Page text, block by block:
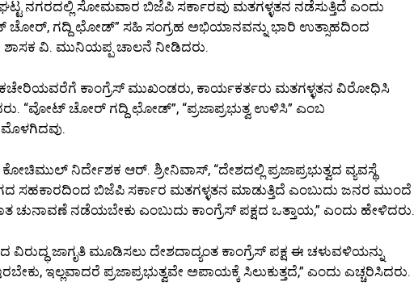
ನಗರದಲ್ಲಿ ಸೋಮವಾರ ಬಿಜೆಪಿ ಸರ್ಕಾರವು ಮತಗಳ್ಳತನ ನಡೆಸುತ್ತಿದೆ ಎಂದು
ಚೋರ್, ಗದ್ದಿ ಛೋಡ್” ಸಹಿ ಸಂಗ್ರಹ ಅಭಿಯಾನವನ್ನು ಭಾರಿ ಉತ್ಸಾಹದಿಂದ
ವಿ. ಮುನಿಯಪ್ಪ ಚಾಲನೆ ನೀಡಿದರು.
ಕಾಂಗ್ರೆಸ್ ಮುಖಂಡರು, ಕಾರ್ಯಕರ್ತರು ಮತಗಳ್ಳತನ ವಿರೋಧಿಸಿ
“ವೋಟ್ ಚೋರ್ ಗದ್ದಿ ಛೋಡ್”, “ಪ್ರಜಾಪ್ರಭುತ್ವ ಉಳಿಸಿ” ಎಂಬ
ನಿರ್ದೇಶಕ ಆರ್. ಶ್ರೀನಿವಾಸ್, “ದೇಶದಲ್ಲಿ ಪ್ರಜಾಪ್ರಭುತ್ವದ ವ್ಯವಸ್ಥೆ
ಬಿಜೆಪಿ ಸರ್ಕಾರ ಮತಗಳ್ಳತನ ಮಾಡುತ್ತಿದೆ ಎಂಬುದು ಜನರ ಮುಂದೆ
ಚುನಾವಣೆ ನಡೆಯಬೇಕು ಎಂಬುದು ಕಾಂಗ್ರೆಸ್ ಪಕ್ಷದ ಒತ್ತಾಯ,” ಎಂದು ಹೇಳಿದರು.
ಜಾಗೃತಿ ಮೂಡಿಸಲು ದೇಶದಾದ್ಯಂತ ಕಾಂಗ್ರೆಸ್ ಪಕ್ಷ ಈ ಚಳುವಳಿಯನ್ನು
ಇಲ್ಲವಾದರೆ ಪ್ರಜಾಪ್ರಭುತ್ವವೇ ಅಪಾಯಕ್ಕೆ ಸಿಲುಕುತ್ತದೆ,” ಎಂದು ಎಚ್ಚರಿಸಿದರು.